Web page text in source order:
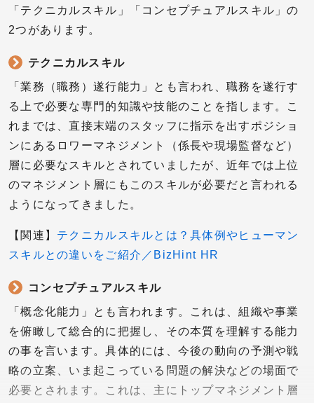
「テクニカルスキル」「コンセプチュアルスキル」の
2つがあります。
テクニカルスキル
「業務（職務）遂行能力」とも言われ、職務を遂行す
る上で必要な専門的知識や技能のことを指します。こ
れまでは、直接末端のスタッフに指示を出すポジショ
ンにあるロワーマネジメント（係長や現場監督など）
層に必要なスキルとされていましたが、近年では上位
のマネジメント層にもこのスキルが必要だと言われる
ようになってきました。
【関連】 テクニカルスキルとは？具体例やヒューマン
スキルとの違いをご紹介／BizHint HR
コンセプチュアルスキル
「概念化能力」とも言われます。これは、組織や事業
を俯瞰して総合的に把握し、その本質を理解する能力
の事を言います。具体的には、今後の動向の予測や戦
略の立案、いま起こっている問題の解決などの場面で
必要とされます。これは、主にトップマネジメント層